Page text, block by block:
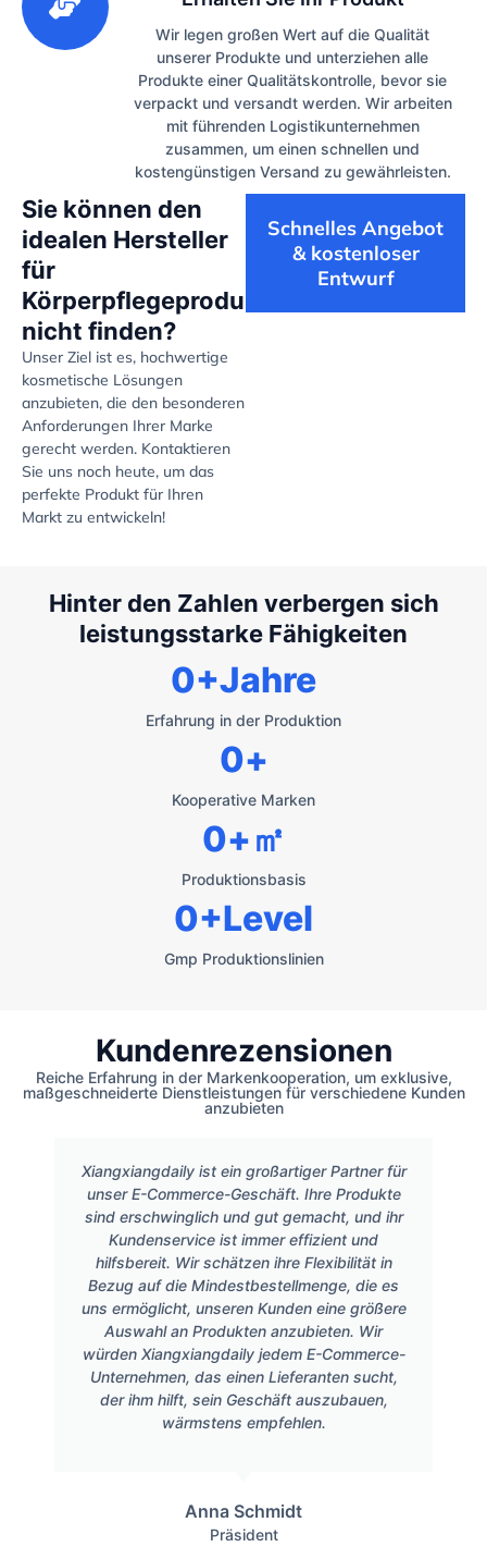
Wir legen großen Wert auf die Qualität
unserer Produkte und unterziehen alle
Produkte einer Qualitätskontrolle, bevor sie
verpackt und versandt werden. Wir arbeiten
mit führenden Logistikunternehmen
zusammen, um einen schnellen und
kostengünstigen Versand zu gewährleisten.
Sie können den
idealen Hersteller
für
Körperpflegeprodukte
nicht finden?
Unser Ziel ist es, hochwertige
kosmetische Lösungen
anzubieten, die den besonderen
Anforderungen Ihrer Marke
gerecht werden. Kontaktieren
Sie uns noch heute, um das
perfekte Produkt für Ihren
Markt zu entwickeln!
Schnelles Angebot
& kostenloser
Entwurf
Hinter den Zahlen verbergen sich
leistungsstarke Fähigkeiten
Erfahrung in der Produktion
0+Jahre
Kooperative Marken
0+
Produktionsbasis
0+㎡
Gmp Produktionslinien
0+Level
Kundenrezensionen
Reiche Erfahrung in der Markenkooperation, um exklusive,
maßgeschneiderte Dienstleistungen für verschiedene Kunden
anzubieten
Xiangxiangdaily ist ein großartiger Partner für
unser E-Commerce-Geschäft. Ihre Produkte
sind erschwinglich und gut gemacht, und ihr
Kundenservice ist immer effizient und
hilfsbereit. Wir schätzen ihre Flexibilität in
Bezug auf die Mindestbestellmenge, die es
uns ermöglicht, unseren Kunden eine größere
Auswahl an Produkten anzubieten. Wir
würden Xiangxiangdaily jedem E-Commerce-
Unternehmen, das einen Lieferanten sucht,
der ihm hilft, sein Geschäft auszubauen,
wärmstens empfehlen.
Anna Schmidt
Präsident